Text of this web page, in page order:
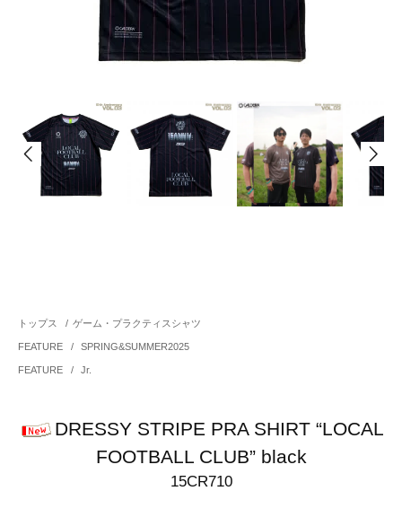
トップス / ゲーム・プラクティスシャツ
FEATURE / SPRING&SUMMER2025
FEATURE / Jr.
DRESSY STRIPE PRA SHIRT “LOCAL
FOOTBALL CLUB” black
15CR710